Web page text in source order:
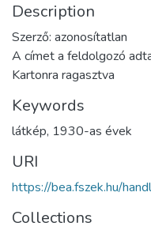
Description
Szerző: azonosítatlan
A címet a feldolgozó
Kartonra ragasztva
Keywords
látkép, 1930-as évek
URI
https://bea.fszek.hu/
Collections